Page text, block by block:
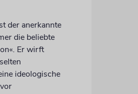
der anerkannte
die beliebte
Er wirft
ideologische